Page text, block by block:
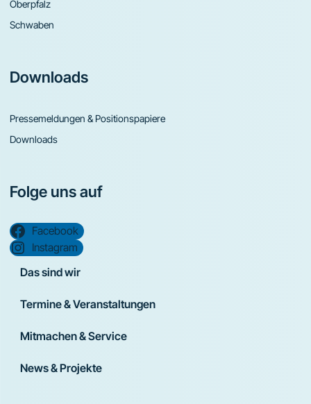
Oberpfalz
Schwaben
Downloads
Pressemeldungen & Positionspapiere
Downloads
Folge uns auf
Facebook
Instagram
Das sind wir
Termine & Veranstaltungen
Mitmachen & Service
News & Projekte